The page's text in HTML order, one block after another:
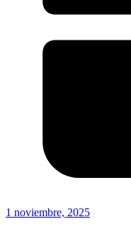
1 noviembre, 2025